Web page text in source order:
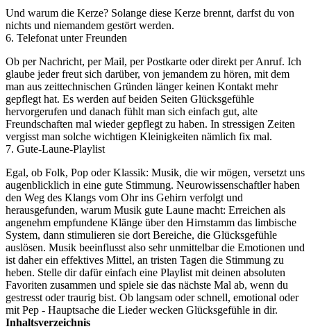
Und warum die Kerze? Solange diese Kerze brennt, darfst du von
nichts und niemandem gestört werden.
6. Telefonat unter Freunden
Ob per Nachricht, per Mail, per Postkarte oder direkt per Anruf. Ich
glaube jeder freut sich darüber, von jemandem zu hören, mit dem
man aus zeittechnischen Gründen länger keinen Kontakt mehr
gepflegt hat. Es werden auf beiden Seiten Glücksgefühle
hervorgerufen und danach fühlt man sich einfach gut, alte
Freundschaften mal wieder gepflegt zu haben. In stressigen Zeiten
vergisst man solche wichtigen Kleinigkeiten nämlich fix mal.
7. Gute-Laune-Playlist
Egal, ob Folk, Pop oder Klassik: Musik, die wir mögen, versetzt uns
augenblicklich in eine gute Stimmung. Neurowissenschaftler haben
den Weg des Klangs vom Ohr ins Gehirn verfolgt und
herausgefunden, warum Musik gute Laune macht: Erreichen als
angenehm empfundene Klänge über den Hirnstamm das limbische
System, dann stimulieren sie dort Bereiche, die Glücksgefühle
auslösen. Musik beeinflusst also sehr unmittelbar die Emotionen und
ist daher ein effektives Mittel, an tristen Tagen die Stimmung zu
heben. Stelle dir dafür einfach eine Playlist mit deinen absoluten
Favoriten zusammen und spiele sie das nächste Mal ab, wenn du
gestresst oder traurig bist. Ob langsam oder schnell, emotional oder
mit Pep - Hauptsache die Lieder wecken Glücksgefühle in dir.
Inhaltsverzeichnis